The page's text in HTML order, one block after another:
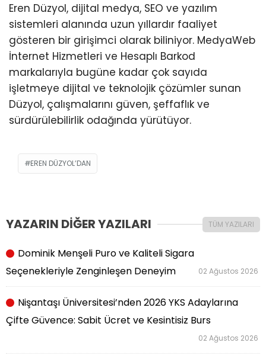
Eren Düzyol, dijital medya, SEO ve yazılım
sistemleri alanında uzun yıllardır faaliyet
gösteren bir girişimci olarak biliniyor. MedyaWeb
İnternet Hizmetleri ve Hesaplı Barkod
markalarıyla bugüne kadar çok sayıda
işletmeye dijital ve teknolojik çözümler sunan
Düzyol, çalışmalarını güven, şeffaflık ve
sürdürülebilirlik odağında yürütüyor.
EREN DÜZYOL’DAN
YAZARIN DİĞER YAZILARI TÜM YAZILARI
Dominik Menşeli Puro ve Kaliteli Sigara
Seçenekleriyle Zenginleşen Deneyim
02 Ağustos 2026
Nişantaşı Üniversitesi’nden 2026 YKS Adaylarına
Çifte Güvence: Sabit Ücret ve Kesintisiz Burs
02 Ağustos 2026